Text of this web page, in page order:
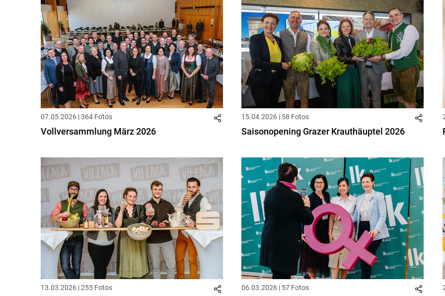
07.05.2026 | 364 Fotos
Vollversammlung März 2026
15.04.2026 | 58 Fotos
Saisonopening Grazer Krauthäuptel 2026
13.03.2026 | 255 Fotos 06.03.2026 | 57 Fotos